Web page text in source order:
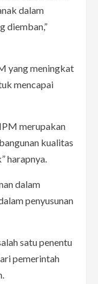
dalam
diemban,”
yang meningkat
mencapai
merupakan
kualitas
harapnya.
dalam
penyusunan
satu penentu
pemerintah